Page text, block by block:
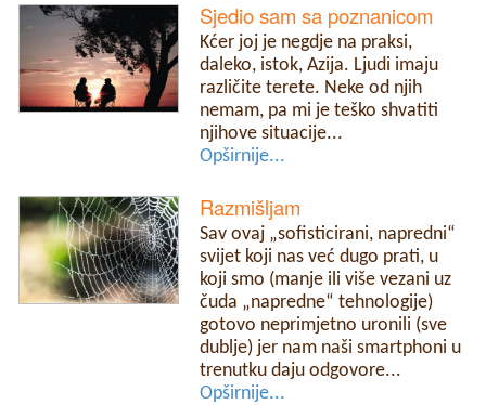
Sjedio sam sa poznanicom
Kćer joj je negdje na praksi,
daleko, istok, Azija. Ljudi imaju
različite terete. Neke od njih
nemam, pa mi je teško shvatiti
njihove situacije...
Opširnije...
Razmišljam
Sav ovaj „sofisticirani, napredni“
svijet koji nas već dugo prati, u
koji smo (manje ili više vezani uz
čuda „napredne“ tehnologije)
gotovo neprimjetno uronili (sve
dublje) jer nam naši smartphoni u
trenutku daju odgovore...
Opširnije...